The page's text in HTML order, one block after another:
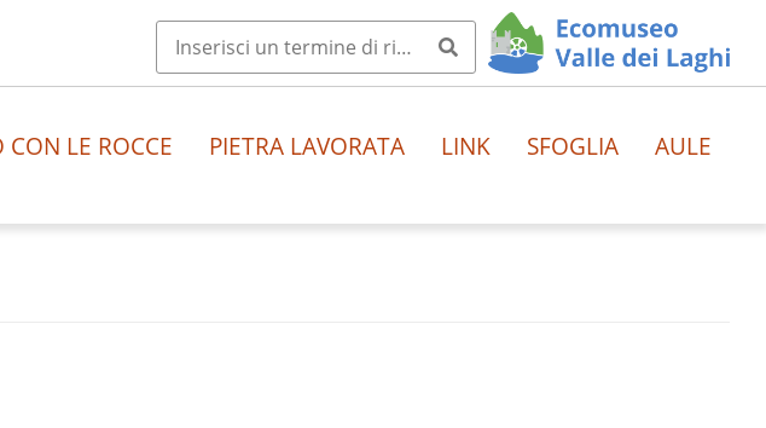
LE ROCCE PIETRA LAVORATA LINK SFOGLIA AULE